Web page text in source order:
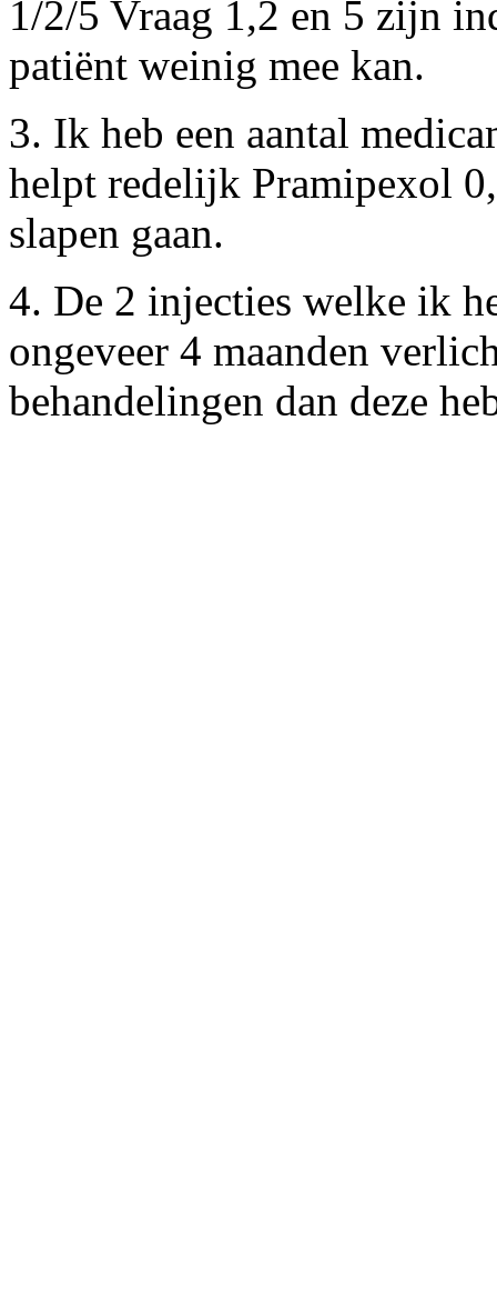
1/2/5 Vraag 1,2 en 5 zijn
patiënt weinig mee kan.
3. Ik heb een aantal
helpt redelijk Pramipexol
slapen gaan.
4. De 2 injecties welke ik
ongeveer 4 maanden
behandelingen dan deze